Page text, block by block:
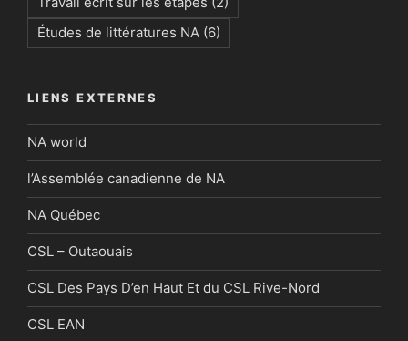
Études de littératures NA (6)
LIENS EXTERNES
NA world
l’Assemblée canadienne de NA
NA Québec
CSL – Outaouais
CSL Des Pays D’en Haut Et du CSL Rive-Nord
CSL EAN